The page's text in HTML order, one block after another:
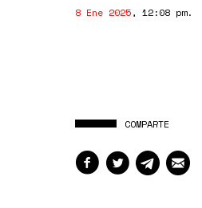
8 Ene 2025, 12:08 pm.
COMPARTE